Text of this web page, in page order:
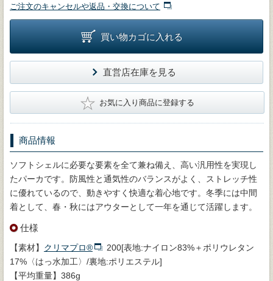
ご注文のキャンセルや返品・交換について
買い物カゴに入れる
直営店在庫を見る
★ お気に入り商品に登録する
商品情報
ソフトシェルに必要な要素を全て兼ね備え、高い汎用性を実現し
たパーカです。防風性と通気性のバランスがよく、ストレッチ性
に優れているので、動きやすく快適な着心地です。冬季には中間
着として、春・秋にはアウターとして一年を通じて活躍します。
仕様
【素材】 クリマプロ®
200[表地:ナイロン83%＋ポリウレタン
17%〈はっ水加工〉/裏地:ポリエステル]
【平均重量】386g